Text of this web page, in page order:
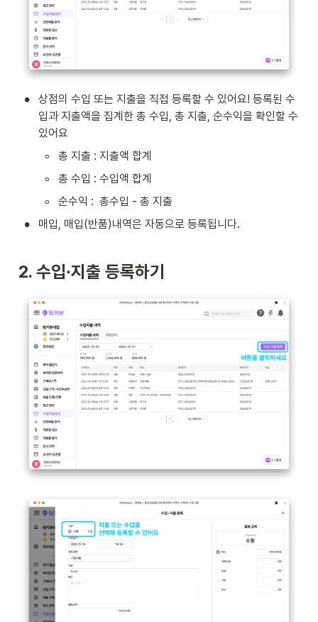
•
상점의 수입 또는 지출을 직접 등록할 수 있어요! 등록된 수
입과 지출액을 집계한 총 수입, 총 지출, 순수익을 확인할 수
있어요
◦ 총 지출 : 지출액 합계
◦ 총 수입 : 수입액 합계
◦ 순수익 :  총수입 - 총 지출
• 매입, 매입(반품)내역은 자동으로 등록됩니다.
2. 수입∙지출 등록하기